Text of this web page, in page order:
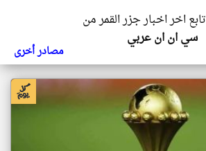
تابع اخر اخبار جزر القمر من
سي ان ان عربي
مصادر أخرى